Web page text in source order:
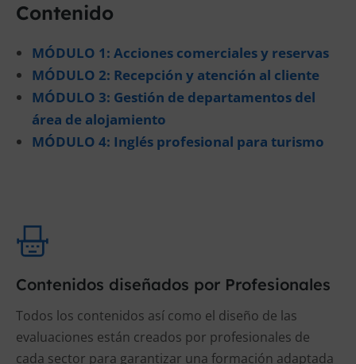
Contenido
MÓDULO 1: Acciones comerciales y reservas
MÓDULO 2: Recepción y atención al cliente
MÓDULO 3: Gestión de departamentos del
área de alojamiento
MÓDULO 4: Inglés profesional para turismo
Contenidos diseñados por Profesionales
Todos los contenidos así como el diseño de las
evaluaciones están creados por profesionales de
cada sector para garantizar una formación adaptada